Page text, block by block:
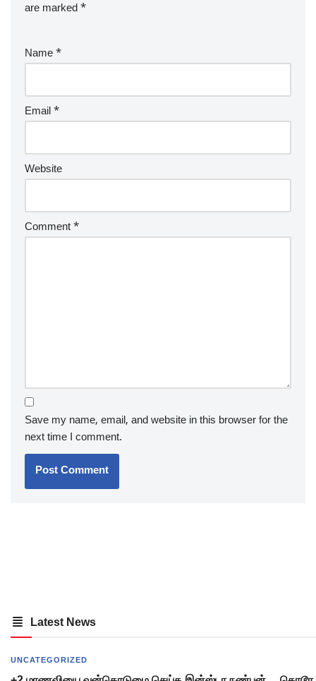
are marked *
Name *
Email *
Website
Comment *
Save my name, email, and website in this browser for the
next time I comment.
Latest News
UNCATEGORIZED